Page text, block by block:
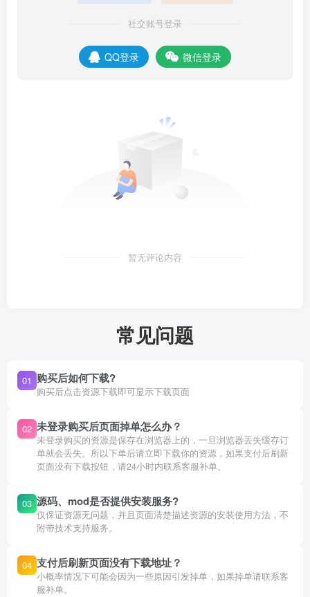
社交账号登录
QQ登录 微信登录
暂无评论内容
常见问题
01 购买后如何下载?
购买后点击资源下载即可显示下载页面
02 未登录购买后页面掉单怎么办？
未登录购买的资源是保存在浏览器上的，一旦浏览器丢失缓存订
单就会丢失。所以下单后请立即下载你的资源，如果支付后刷新
页面没有下载按钮，请24小时内联系客服补单。
03 源码、mod是否提供安装服务?
仅保证资源无问题，并且页面清楚描述资源的安装使用方法，不
附带技术支持服务。
04 支付后刷新页面没有下载地址？
小概率情况下可能会因为一些原因引发掉单，如果掉单请联系客
服补单。